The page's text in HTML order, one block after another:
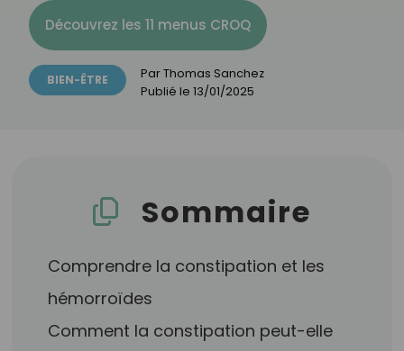
Découvrez les 11 menus CROQ
BIEN-ÊTRE ParThomas Sanchez
Publié le 13/01/2025
Sommaire
Comprendre la constipation et les
hémorroïdes
Comment la constipation peut-elle